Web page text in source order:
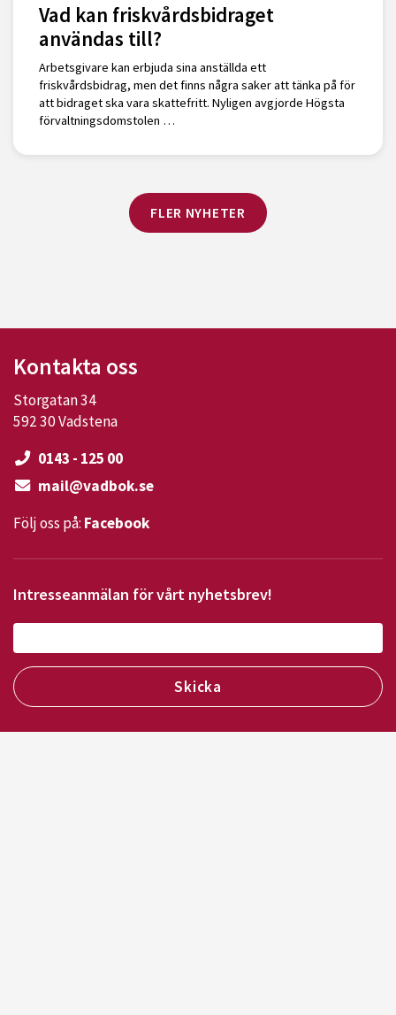
Vad kan friskvårdsbidraget
användas till?
Arbetsgivare kan erbjuda sina anställda ett
friskvårdsbidrag, men det finns några saker att tänka på för
att bidraget ska vara skattefritt. Nyligen avgjorde Högsta
förvaltningsdomstolen …
FLER NYHETER
Kontakta oss
Storgatan 34
592 30 Vadstena
0143 - 125 00
mail@vadbok.se
Följ oss på: Facebook
Intresseanmälan för vårt nyhetsbrev!